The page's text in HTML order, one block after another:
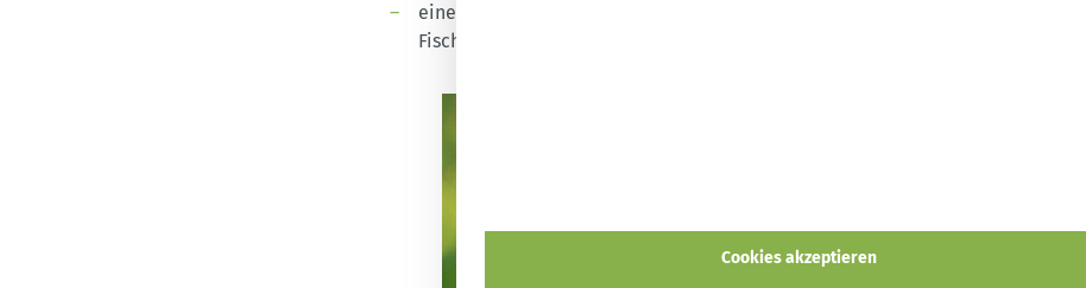
einen proteinreichen Lockstoff, zum Beispiel Hähnchenknochen mit
Fischhaut
Cookies akzeptieren